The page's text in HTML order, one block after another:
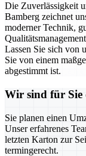
Die Zuverlässigkeit
Bamberg zeichnet
moderner Technik,
Lassen Sie sich von
Sie von einem
abgestimmt ist.
Wir sind für Sie
Sie planen einen
Unser erfahrenes
letzten Karton zur
termingerecht.